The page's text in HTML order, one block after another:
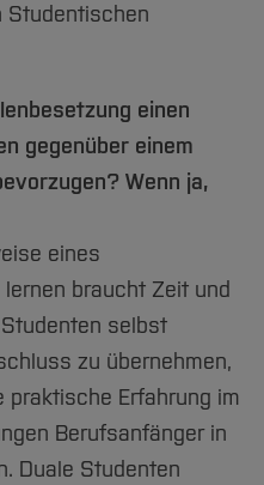
Studentischen
einen
gegenüber einem
Wenn ja,
eines
braucht Zeit und
selbst
zu übernehmen,
praktische Erfahrung im
Berufsanfänger in
Duale Studenten